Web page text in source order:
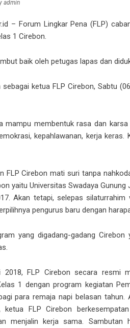
admin
– Forum Lingkar Pena (FLP)
1 Cirebon.
baik oleh petugas lapas dan
sebagai ketua FLP Cirebon, Sabtu
mampu membentuk rasa dan
kepahlawanan, kerja keras.
FLP Cirebon mati suri tanpa
yaitu Universitas Swadaya
Akan tetapi, selepas silaturrahim
pengurus baru dengan
yang digadang-gadang
2018, FLP Cirebon secara resmi
1 dengan program kegiatan
para remaja napi belasan tahun.
ketua FLP Cirebon
menjalin kerja sama. Sambutan